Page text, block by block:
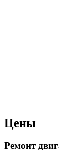
Цены
Ремонт